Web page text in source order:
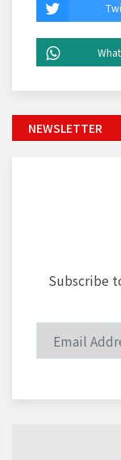
NEWSLETTER
Subscribe